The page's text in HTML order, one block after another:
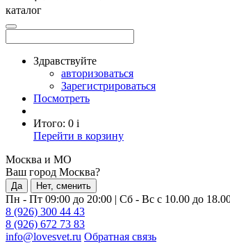
каталог
Здравствуйте
авторизоваться
Зарегистрироваться
Посмотреть
Итого: 0 i
Перейти в корзину
Москва и МО
Ваш город Москва?
Да Нет, сменить
Пн - Пт 09:00 до 20:00 | Сб - Вс с 10.00 до
8 (926) 300 44 43
8 (926) 672 73 83
info@lovesvet.ru Обратная связь